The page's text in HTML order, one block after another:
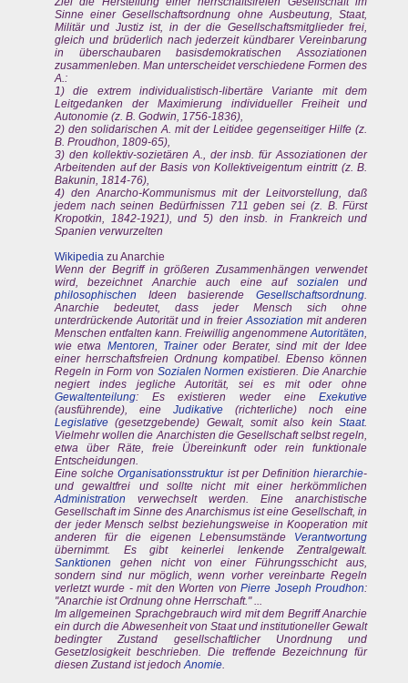
Sinne einer Gesellschaftsordnung ohne Ausbeutung, Staat,
Militär und Justiz ist, in der die Gesellschaftsmitglieder frei,
gleich und brüderlich nach jederzeit kündbarer Vereinbarung
in überschaubaren basisdemokratischen Assoziationen
zusammenleben. Man unterscheidet verschiedene Formen des
A.:
1) die extrem individualistisch-libertäre Variante mit dem
Leitgedanken der Maximierung individueller Freiheit und
Autonomie (z. B. Godwin, 1756-1836),
2) den solidarischen A. mit der Leitidee gegenseitiger Hilfe (z.
B. Proudhon, 1809-65),
3) den kollektiv-sozietären A., der insb. für Assoziationen der
Arbeitenden auf der Basis von Kollektiveigentum eintritt (z. B.
Bakunin, 1814-76),
4) den Anarcho-Kommunismus mit der Leitvorstellung, daß
jedem nach seinen Bedürfnissen 711 geben sei (z. B. Fürst
Kropotkin, 1842-1921), und 5) den insb. in Frankreich und
Spanien verwurzelten
Wikipedia zu Anarchie
Wenn der Begriff in größeren Zusammenhängen verwendet
wird, bezeichnet Anarchie auch eine auf sozialen und
philosophischen Ideen basierendeGesellschaftsordnung.
Anarchie bedeutet, dass jeder Mensch sich ohne
unterdrückende Autorität und in freierAssoziation mit anderen
Menschen entfalten kann. Freiwillig angenommeneAutoritäten,
wie etwa Mentoren, Traineroder Berater, sind mit der Idee
einer herrschaftsfreien Ordnung kompatibel. Ebenso können
Regeln in Form von Sozialen Normen existieren. Die Anarchie
negiert indes jegliche Autorität, sei es mit oder ohne
Gewaltenteilung: Es existieren weder eineExekutive
(ausführende), eineJudikative (richterliche) noch eine
Legislative (gesetzgebende) Gewalt, somit also keinStaat.
Vielmehr wollen die Anarchisten die Gesellschaft selbst regeln,
etwa über Räte, freie Übereinkunft oder rein funktionale
Entscheidungen.
Eine solcheOrganisationsstrukturist per Definitionhierarchie-
und gewaltfrei und sollte nicht mit einer herkömmlichen
Administration verwechselt werden. Eine anarchistische
Gesellschaft im Sinne des Anarchismus ist eine Gesellschaft, in
der jeder Mensch selbst beziehungsweise in Kooperation mit
anderen für die eigenen Lebensumstände Verantwortung
übernimmt. Es gibt keinerlei lenkende Zentralgewalt.
Sanktionen gehen nicht von einer Führungsschicht aus,
sondern sind nur möglich, wenn vorher vereinbarte Regeln
verletzt wurde - mit den Worten vonPierre Joseph Proudhon:
"Anarchie ist Ordnung ohne Herrschaft." ...
Im allgemeinen Sprachgebrauch wird mit dem Begriff Anarchie
ein durch die Abwesenheit von Staat und institutioneller Gewalt
bedingter Zustand gesellschaftlicher Unordnung und
Gesetzlosigkeit beschrieben. Die treffende Bezeichnung für
diesen Zustand ist jedochAnomie.